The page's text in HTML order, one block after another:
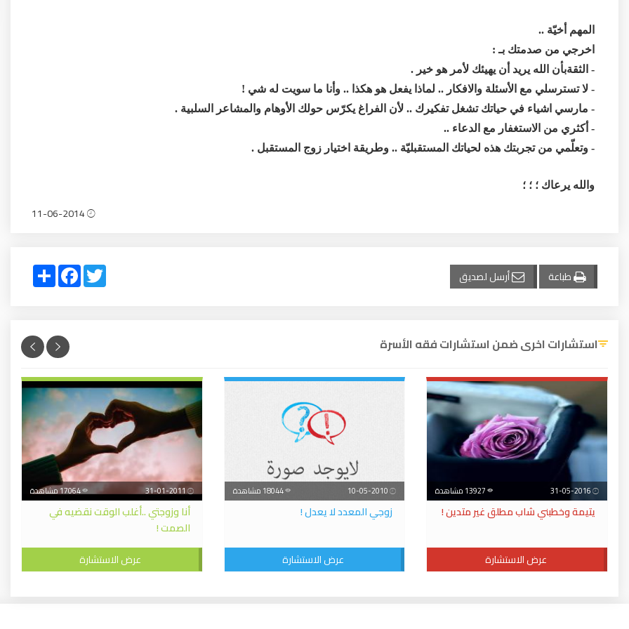
المهم أخيّة ..
اخرجي من صدمتك بـ :
- الثقةبأن الله يريد أن يهيئك لأمر هو خير .
- لا تسترسلي مع الأسئلة والافكار .. لماذا يفعل هو هكذا .. وأنا ما سويت له شي !
- مارسي اشياء في حياتك تشغل تفكيرك .. لأن الفراغ يكرّس حولك الأوهام والمشاعر السلبية .
- أكثري من الاستغفار مع الدعاء ..
- وتعلّمي من تجربتك هذه لحياتك المستقبليّة .. وطريقة اختيار زوج المستقبل .
والله يرعاك ؛ ؛ ؛
طباعة أرسل لصديق Share
FacebookTwitter
استشارات اخرى ضمن استشارات فقه الأسرة
13927 مشاهدة
يتيمة وخطبني شاب مطلق غير متدين !
عرض الاستشارة
10-05-2010 18044 مشاهدة
زوجي المعدد لا يعدل !
عرض الاستشارة
31-01-2011 17064 مشاهدة
أنا وزوجتي ..أغلب الوقت نقضيه في
الصمت !
عرض الاستشارة